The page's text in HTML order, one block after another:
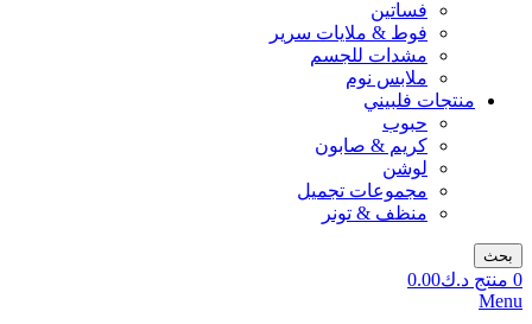
فساتين
فوط & ملايات سرير
مشدات للجسم
ملابس نوم
منتجات فلبيني
حبوب
كريم & صابون
لوشن
مجموعات تجميل
منظف & تونر
بحث
0 منتج د.ك0.00
Menu